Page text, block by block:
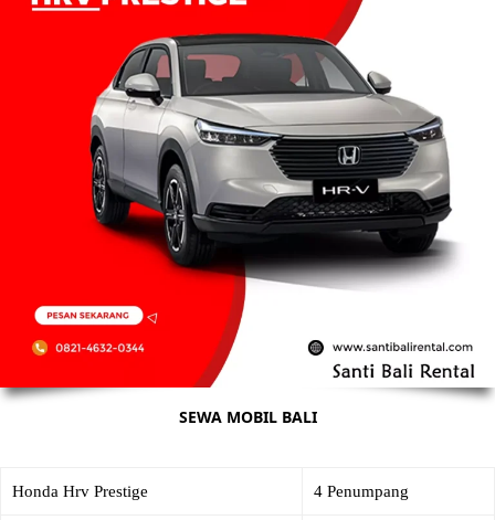
SEWA MOBIL BALI
Honda Hrv Prestige 4 Penumpang